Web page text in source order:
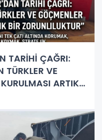
TARİHİ ÇAĞRI:
TÜRKLER VE
ARTIK